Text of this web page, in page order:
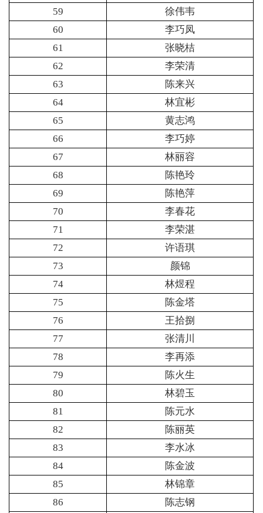
59
徐伟韦
60
李巧凤
61
张晓桔
62
李荣清
63
陈来兴
64
林宜彬
65
黄志鸿
66
李巧婷
67
林丽容
68
陈艳玲
69
陈艳萍
70
李春花
71
李荣湛
72
许语琪
73
颜锦
74
林煜程
75
陈金塔
76
王拾捌
77
张清川
78
李再添
79
陈火生
80
林碧玉
81
陈元水
82
陈丽英
83
李水冰
84
陈金波
85
林锦章
86
陈志钢